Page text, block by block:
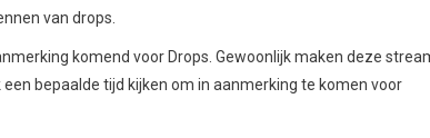
van drops.
komend voor Drops. Gewoonlijk maken deze
bepaalde tijd kijken om in aanmerking te komen voor